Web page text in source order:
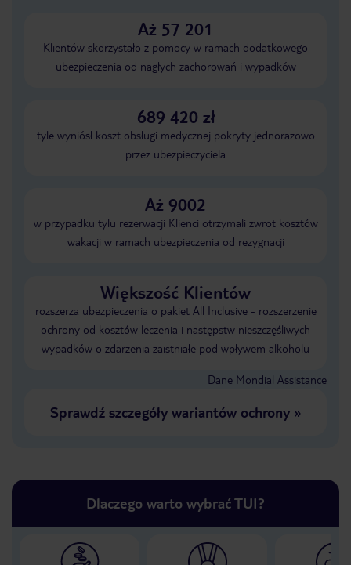
Aż 57 201
Klientów skorzystało z pomocy w ramach dodatkowego
ubezpieczenia od nagłych zachorowań i wypadków
689 420 zł
tyle wyniósł koszt obsługi medycznej pokryty jednorazowo
przez ubezpieczyciela
Aż 9002
w przypadku tylu rezerwacji Klienci otrzymali zwrot kosztów
wakacji w ramach ubezpieczenia od rezygnacji
Większość Klientów
rozszerza ubezpieczenia o pakiet All Inclusive - rozszerzenie
ochrony od kosztów leczenia i następstw nieszczęśliwych
wypadków o zdarzenia zaistniałe pod wpływem alkoholu
Dane Mondial Assistance
Sprawdź szczegóły wariantów ochrony»
Dlaczego warto wybrać TUI?